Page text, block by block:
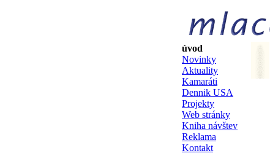
úvod
Novinky
Aktuality
Kamaráti
Dennik USA
Projekty
Web stránky
Kniha návštev
Reklama
Kontakt